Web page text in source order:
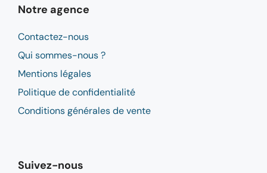
Notre agence
Contactez-nous
Qui sommes-nous ?
Mentions légales
Politique de confidentialité
Conditions générales de vente
Suivez-nous